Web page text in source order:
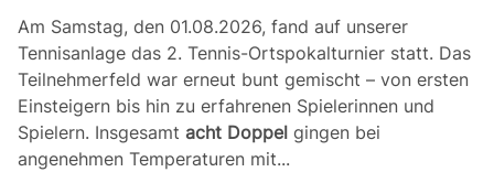
Am Samstag, den 01.08.2026, fand auf unserer
Tennisanlage das 2. Tennis-Ortspokalturnier statt. Das
Teilnehmerfeld war erneut bunt gemischt – von ersten
Einsteigern bis hin zu erfahrenen Spielerinnen und
Spielern. Insgesamt acht Doppel gingen bei
angenehmen Temperaturen mit...